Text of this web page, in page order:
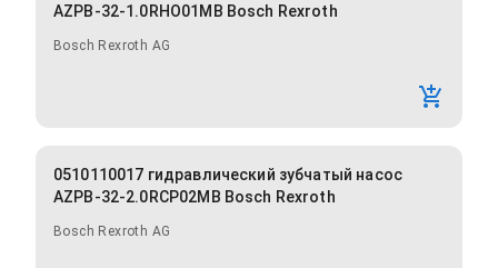
AZPB-32-1.0RHO01MB Bosch Rexroth
Bosch Rexroth AG
0510110017 гидравлический зубчатый насос
AZPB-32-2.0RCP02MB Bosch Rexroth
Bosch Rexroth AG